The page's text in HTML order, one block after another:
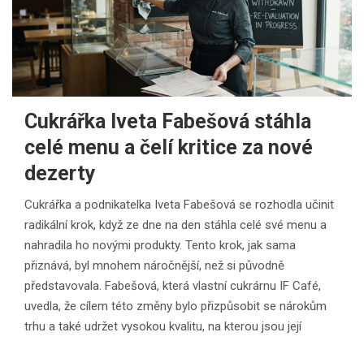
Cukrářka Iveta Fabešová stáhla
celé menu a čelí kritice za nové
dezerty
Cukrářka a podnikatelka Iveta Fabešová se rozhodla učinit
radikální krok, když ze dne na den stáhla celé své menu a
nahradila ho novými produkty. Tento krok, jak sama
přiznává, byl mnohem náročnější, než si původně
představovala. Fabešová, která vlastní cukrárnu IF Café,
uvedla, že cílem této změny bylo přizpůsobit se nárokům
trhu a také udržet vysokou kvalitu, na kterou jsou její